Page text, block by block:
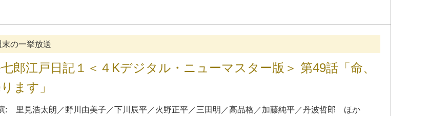
末の一挙放送
郎江戸日記１＜４Kデジタル・ニューマスター版＞ 第49話「命、
ます」
: 里見浩太朗 ／野川由美子 ／下川辰平 ／火野正平 ／三田明 ／高品格 ／加藤純平 ／丹波哲郎 ほか